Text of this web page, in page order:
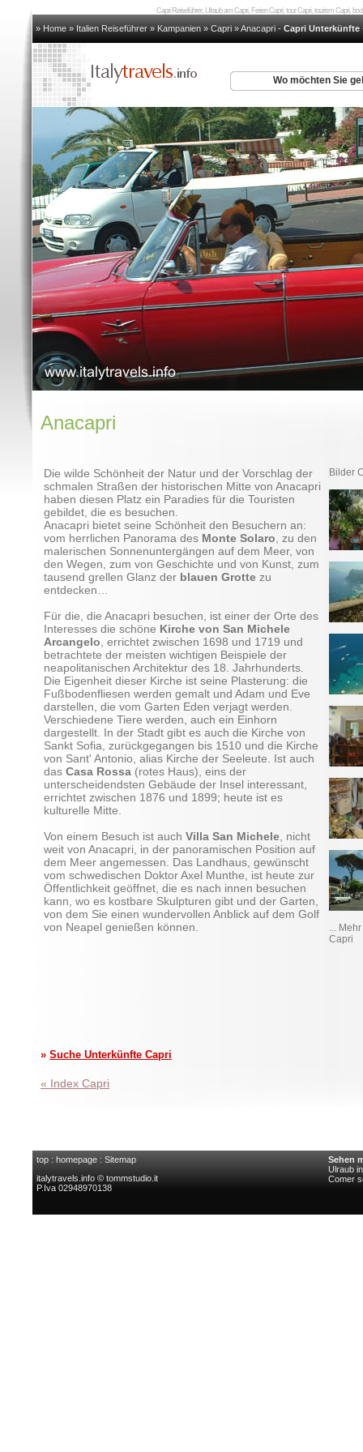
Capri Reiseführer, Ulraub am Capri, Ferien Capri, tour Capri, tourism Capri,
» Home » Italien Reiseführer » Kampanien » Capri »Anacapri - Capri Unterkünfte
Wo möchten Sie
Anacapri
Die wilde Schönheit der Natur und der Vorschlag der
schmalen Straßen der historischen Mitte von Anacapri
haben diesen Platz ein Paradies für die Touristen
gebildet, die es besuchen.
Anacapri bietet seine Schönheit den Besuchern an:
vom herrlichen Panorama des Monte Solaro , zu den
malerischen Sonnenuntergängen auf dem Meer, von
den Wegen, zum von Geschichte und von Kunst, zum
tausend grellen Glanz der blauen Grotte zu
entdecken…
Für die, die Anacapri besuchen, ist einer der Orte des
Interesses die schöne Kirche von San Michele
Arcangelo , errichtet zwischen 1698 und 1719 und
betrachtete der meisten wichtigen Beispiele der
neapolitanischen Architektur des 18. Jahrhunderts.
Die Eigenheit dieser Kirche ist seine Plasterung: die
Fußbodenfliesen werden gemalt und Adam und Eve
darstellen, die vom Garten Eden verjagt werden.
Verschiedene Tiere werden, auch ein Einhorn
dargestellt. In der Stadt gibt es auch die Kirche von
Sankt Sofia, zurückgegangen bis 1510 und die Kirche
von Sant' Antonio, alias Kirche der Seeleute. Ist auch
das Casa Rossa (rotes Haus), eins der
unterscheidendsten Gebäude der Insel interessant,
errichtet zwischen 1876 und 1899; heute ist es
kulturelle Mitte.
Von einem Besuch ist auch Villa San Michele , nicht
weit von Anacapri, in der panoramischen Position auf
dem Meer angemessen. Das Landhaus, gewünscht
vom schwedischen Doktor Axel Munthe, ist heute zur
Öffentlichkeit geöffnet, die es nach innen besuchen
kann, wo es kostbare Skulpturen gibt und der Garten,
von dem Sie einen wundervollen Anblick auf dem Golf
von Neapel genießen können.
Bilder
...
Capri
» Suche Unterkünfte Capri
« Index Capri
top : homepage : Sitemap
italytravels.info © tommstudio.it
P.Iva 02948970138
Sehen
Ulraub
Comer